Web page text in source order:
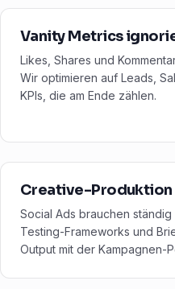
Vanity Metrics
Likes, Shares und
Wir optimieren auf Leads,
KPIs, die am Ende zählen.
Creative-Produktion
Social Ads brauchen
Testing-Frameworks und
Output mit der Kampagnen-